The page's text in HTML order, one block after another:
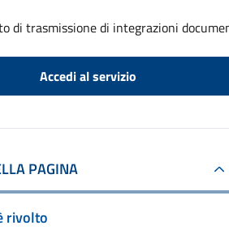
di trasmissione di integrazioni
Accedi al servizio
PAGINA
rivolto